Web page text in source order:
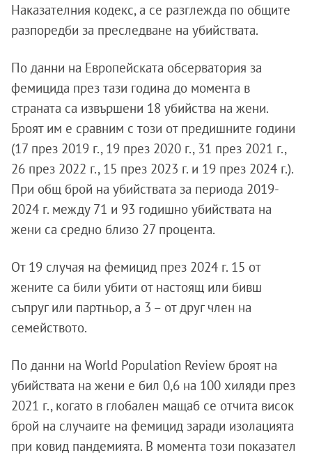
Наказателния кодекс, а се разглежда по общите
разпоредби за преследване на убийствата.
По данни на Европейската обсерватория за
фемицида през тази година до момента в
страната са извършени 18 убийства на жени.
Броят им е сравним с този от предишните години
(17 през 2019 г., 19 през 2020 г., 31 през 2021 г.,
26 през 2022 г., 15 през 2023 г. и 19 през 2024 г.).
При общ брой на убийствата за периода 2019-
2024 г. между 71 и 93 годишно убийствата на
жени са средно близо 27 процента.
От 19 случая на фемицид през 2024 г. 15 от
жените са били убити от настоящ или бивш
съпруг или партньор, а 3 – от друг член на
семейството.
По данни на World Population Review броят на
убийствата на жени е бил 0,6 на 100 хиляди през
2021 г., когато в глобален мащаб се отчита висок
брой на случаите на фемицид заради изолацията
при ковид пандемията. В момента този показател